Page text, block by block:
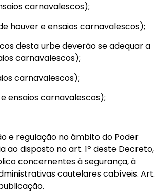
carnavalescos);
houver e ensaios carnavalescos);
desta urbe deverão se adequar a
carnavalescos);
carnavalescos);
ensaios carnavalescos);
e regulação no âmbito do Poder
ao disposto no art. 1º deste Decreto,
concernentes à segurança, à
cautelares cabíveis. Art.